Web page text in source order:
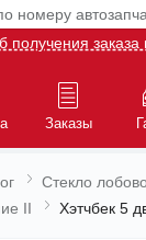
номеру
получения заказа
Заказы
Стекло
II Хэтчбек 5